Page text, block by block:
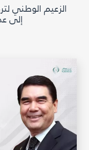
متاحف ومعارض
آخر الأخبار
الأحداث
وسائل التواصل
للتواصل
الاتصال بنا
الزعيم الوطني
إلى